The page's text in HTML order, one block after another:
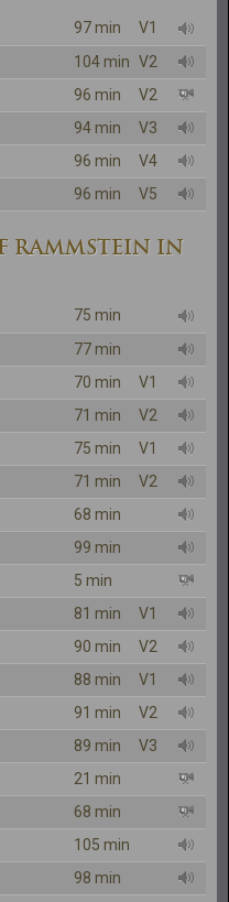
97 min
V1
104 min V2
96 min
V2
94 min
V3
96 min
V4
96 min V5
RAMMSTEIN IN
75 min
77 min
70 min
V1
71 min
V2
75 min
V1
71 min
V2
68 min
99 min
5 min
81 min
V1
90 min
V2
88 min
V1
91 min
V2
89 min
V3
21 min
68 min
105 min
98 min